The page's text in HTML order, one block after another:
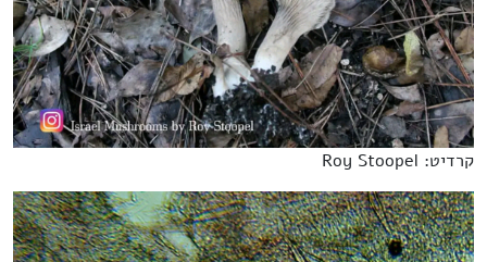
קרדיט: Roy Stoopel